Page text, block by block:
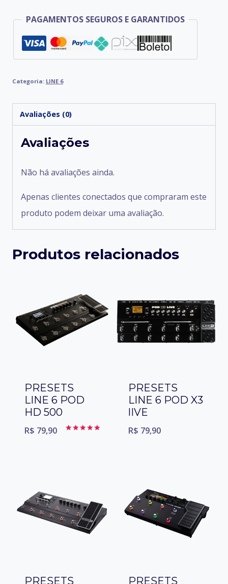
PAGAMENTOS SEGUROS E GARANTIDOS
Categoria: LINE 6
Avaliações (0)
Avaliações
Não há avaliações ainda.
Apenas clientes conectados que compraram este
produto podem deixar uma avaliação.
Produtos relacionados
PRESETS
LINE 6 POD
HD 500
R$ 79,90
PRESETS
LINE 6 POD X3
lIVE
R$ 79,90
PRESETS PRESETS